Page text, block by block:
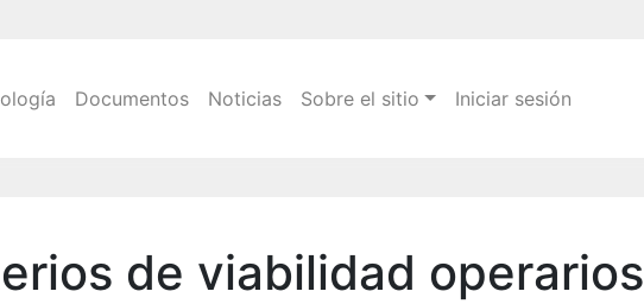
principal
Documentos Noticias Sobre el sitio Iniciar sesión
de viabilidad operarios